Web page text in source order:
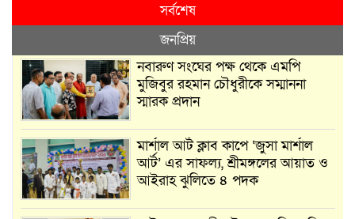
সর্বশেষ
জনপ্রিয়
নবারুণ সংঘের পক্ষ থেকে এমপি
মুজিবুর রহমান চৌধুরীকে সম্মাননা
স্মারক প্রদান
মার্শাল আর্ট ক্লাব কাপে ‘জুসা মার্শাল
আর্ট’ এর সাফল্য, শ্রীমঙ্গলের আয়াত ও
আইরাহ ঝুলিতে ৪ পদক